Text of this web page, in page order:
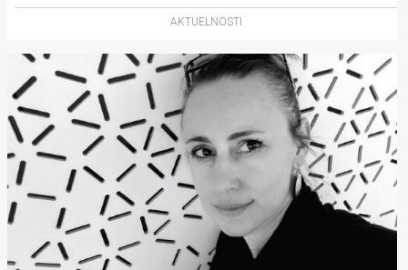
AKTUELNOSTI